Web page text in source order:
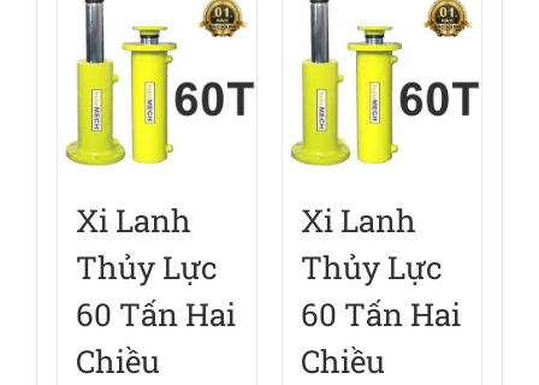
Xi Lanh
Thủy Lực
60 Tấn Hai
Chiều
Xi Lanh
Thủy Lực
60 Tấn Hai
Chiều